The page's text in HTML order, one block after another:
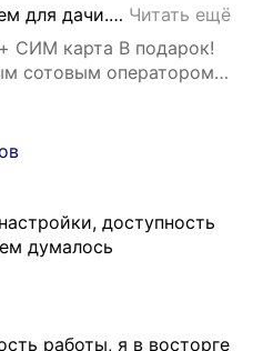
для дачи.… Читать ещё
СИМ карта В подарок!
сотовым оператором
НЕ
доступность
думалось
работы, я в восторге